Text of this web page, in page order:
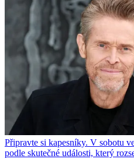
Připravte si kapesníky. V sobotu
podle skutečné události, který